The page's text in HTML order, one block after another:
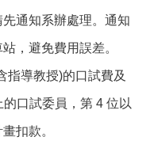
通知系辦處理。通知
，避免費用誤差。
指導教授)的口試費及
口試委員，第 4 位以
扣款。